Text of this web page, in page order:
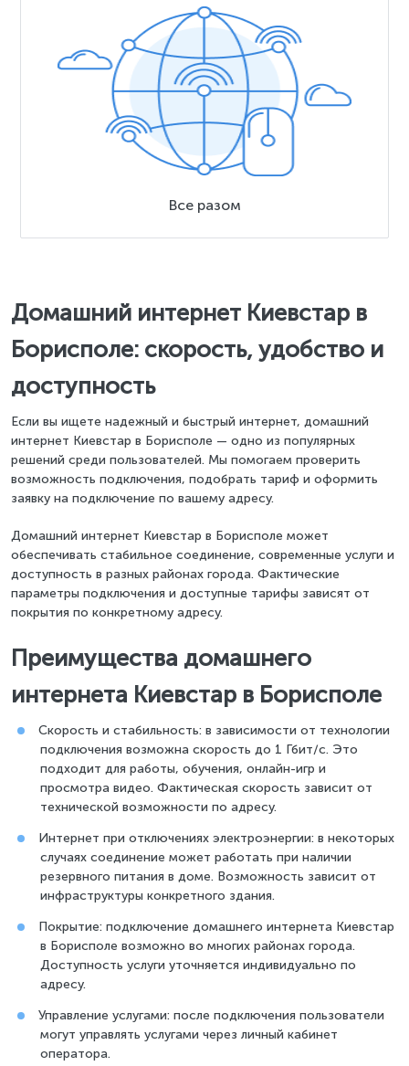
Все разом
Домашний интернет Киевстар в
Борисполе: скорость, удобство и
доступность
Если вы ищете надежный и быстрый интернет, домашний
интернет Киевстар в Борисполе — одно из популярных
решений среди пользователей. Мы помогаем проверить
возможность подключения, подобрать тариф и оформить
заявку на подключение по вашему адресу.
Домашний интернет Киевстар в Борисполе может
обеспечивать стабильное соединение, современные услуги и
доступность в разных районах города. Фактические
параметры подключения и доступные тарифы зависят от
покрытия по конкретному адресу.
Преимущества домашнего
интернета Киевстар в Борисполе
Скорость и стабильность: в зависимости от технологии
подключения возможна скорость до 1 Гбит/с. Это
подходит для работы, обучения, онлайн-игр и
просмотра видео. Фактическая скорость зависит от
технической возможности по адресу.
Интернет при отключениях электроэнергии: в некоторых
случаях соединение может работать при наличии
резервного питания в доме. Возможность зависит от
инфраструктуры конкретного здания.
Покрытие: подключение домашнего интернета Киевстар
в Борисполе возможно во многих районах города.
Доступность услуги уточняется индивидуально по
адресу.
Управление услугами: после подключения пользователи
могут управлять услугами через личный кабинет
оператора.